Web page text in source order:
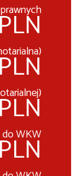
WKW